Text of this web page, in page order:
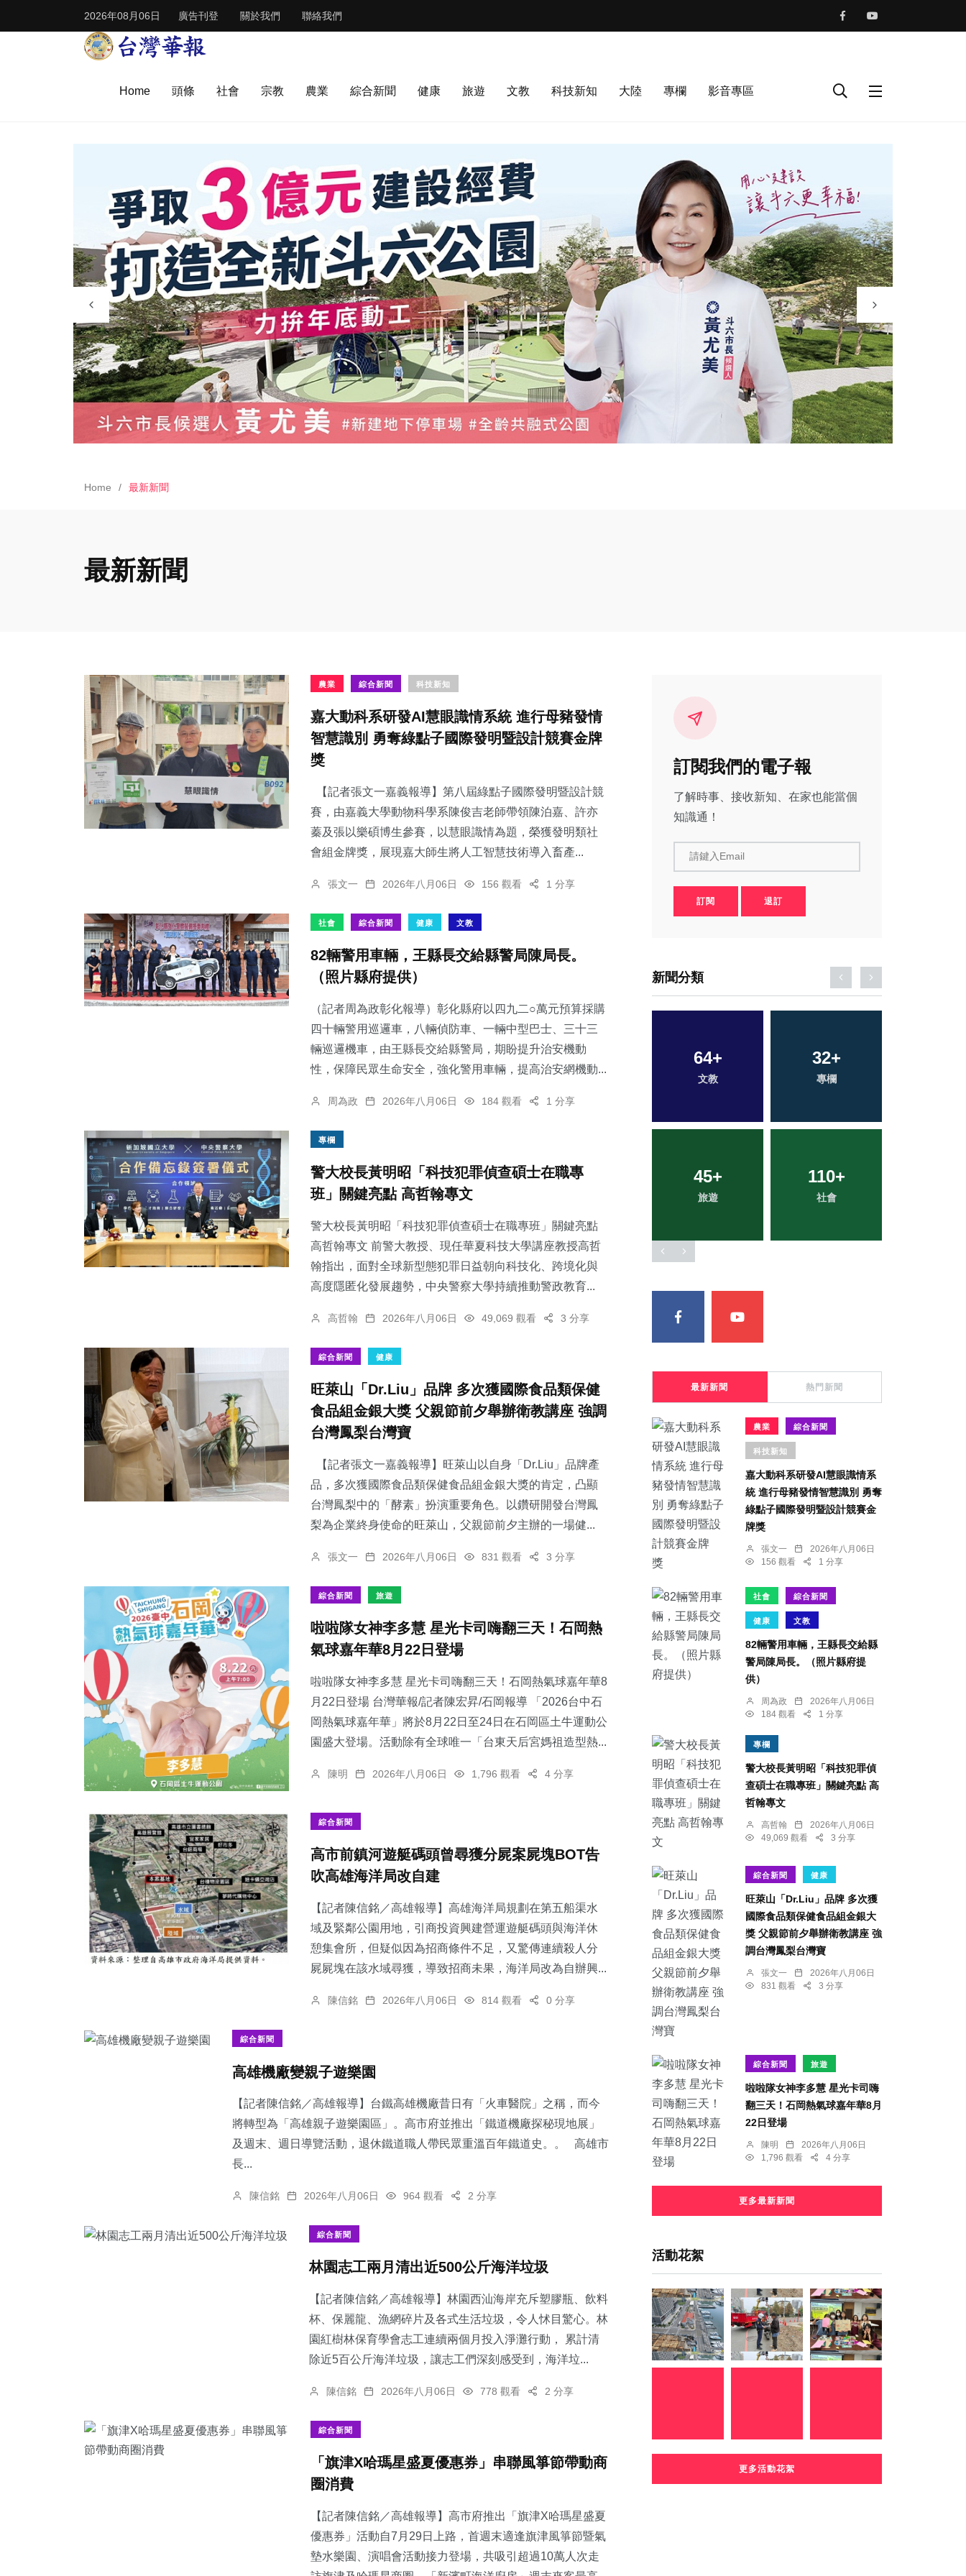
2026年08月06日 廣告刊登 關於我們 聯絡我們
Home 頭條 社會 宗教 農業 綜合新聞 健康 旅遊 文教 科技新知 大陸 專欄 影音專區
Home 最新新聞
最新新聞
農業 綜合新聞 科技新知
嘉大動科系研發AI慧眼識情系統 進行母豬發情
智慧識別 勇奪綠點子國際發明暨設計競賽金牌
獎
【記者張文一嘉義報導】第八屆綠點子國際發明暨設計競
賽，由嘉義大學動物科學系陳俊吉老師帶領陳泊嘉、許亦
蓁及張以樂碩博生參賽，以慧眼識情為題，榮獲發明類社
會組金牌獎，展現嘉大師生將人工智慧技術導入畜產...
張文一 2026年八月06日 156 觀看 1 分享
社會 綜合新聞 健康 文教
82輛警用車輛，王縣長交給縣警局陳局長。
（照片縣府提供）
（記者周為政彰化報導）彰化縣府以四九二○萬元預算採購
四十輛警用巡邏車，八輛偵防車、一輛中型巴士、三十三
輛巡邏機車，由王縣長交給縣警局，期盼提升治安機動
性，保障民眾生命安全，強化警用車輛，提高治安網機動...
周為政 2026年八月06日 184 觀看 1 分享
專欄
警大校長黃明昭「科技犯罪偵查碩士在職專
班」關鍵亮點 高哲翰專文
警大校長黃明昭「科技犯罪偵查碩士在職專班」關鍵亮點
高哲翰專文 前警大教授、現任華夏科技大學講座教授高哲
翰指出，面對全球新型態犯罪日益朝向科技化、跨境化與
高度隱匿化發展趨勢，中央警察大學持續推動警政教育...
高哲翰 2026年八月06日 49,069 觀看 3 分享
綜合新聞 健康
旺萊山「Dr.Liu」品牌 多次獲國際食品類保健
食品組金銀大獎 父親節前夕舉辦衛教講座 強調
台灣鳳梨台灣寶
【記者張文一嘉義報導】旺萊山以自身「Dr.Liu」品牌產
品，多次獲國際食品類保健食品組金銀大獎的肯定，凸顯
台灣鳳梨中的「酵素」扮演重要角色。以鑽研開發台灣鳳
梨為企業終身使命的旺萊山，父親節前夕主辦的一場健...
張文一 2026年八月06日 831 觀看 3 分享
綜合新聞 旅遊
啦啦隊女神李多慧 星光卡司嗨翻三天！石岡熱
氣球嘉年華8月22日登場
啦啦隊女神李多慧 星光卡司嗨翻三天！石岡熱氣球嘉年華8
月22日登場 台灣華報/記者陳宏昇/石岡報導 「2026台中石
岡熱氣球嘉年華」將於8月22日至24日在石岡區土牛運動公
園盛大登場。活動除有全球唯一「台東天后宮媽祖造型熱...
陳明 2026年八月06日 1,796 觀看 4 分享
綜合新聞
高市前鎮河遊艇碼頭曾尋獲分屍案屍塊BOT告
吹高雄海洋局改自建
【記者陳信銘／高雄報導】高雄海洋局規劃在第五船渠水
域及緊鄰公園用地，引商投資興建營運遊艇碼頭與海洋休
憩集會所，但疑似因為招商條件不足，又驚傳連續殺人分
屍屍塊在該水域尋獲，導致招商未果，海洋局改為自辦興...
陳信銘 2026年八月06日 814 觀看 0 分享
綜合新聞
高雄機廠變親子遊樂園
【記者陳信銘／高雄報導】台鐵高雄機廠昔日有「火車醫院」之稱，而今
將轉型為「高雄親子遊樂園區」。高市府並推出「鐵道機廠探秘現地展」
及週末、週日導覽活動，退休鐵道職人帶民眾重溫百年鐵道史。。 高雄市
長...
陳信銘 2026年八月06日 964 觀看 2 分享
綜合新聞
林園志工兩月清出近500公斤海洋垃圾
【記者陳信銘／高雄報導】林園西汕海岸充斥塑膠瓶、飲料
杯、保麗龍、漁網碎片及各式生活垃圾，令人怵目驚心。林
園紅樹林保育學會志工連續兩個月投入淨灘行動， 累計清
除近5百公斤海洋垃圾，讓志工們深刻感受到，海洋垃...
陳信銘 2026年八月06日 778 觀看 2 分享
綜合新聞
「旗津X哈瑪星盛夏優惠券」串聯風箏節帶動商
圈消費
【記者陳信銘／高雄報導】高市府推出「旗津X哈瑪星盛夏
優惠券」活動自7月29日上路，首週末適逢旗津風箏節暨氣
墊水樂園、演唱會活動接力登場，共吸引超過10萬人次走
訂閱我們的電子報
了解時事、接收新知、在家也能當個
知識通！
請鍵入Email
訂閱 退訂
新聞分類
18+
宗教
0+
14+
頭條
64+ 32
45+
旅遊
110
197+
綜合新聞
20+
農業
9+
科技新知
18+
宗教
最新新聞 熱門新聞
農業 綜合新聞
科技新知
嘉大動科系研發AI慧眼識情系
統 進行母豬發情智慧識別 勇奪
綠點子國際發明暨設計競賽金
牌獎
張文一
2026年八月06日
156 觀看
1 分享
社會 綜合新聞
健康 文教
82輛警用車輛，王縣長交給縣
警局陳局長。（照片縣府提
供）
周為政
2026年八月06日
184 觀看
1 分享
專欄
警大校長黃明昭「科技犯罪偵
查碩士在職專班」關鍵亮點 高
哲翰專文
高哲翰
2026年八月06日
49,069 觀看
3 分享
綜合新聞 健康
旺萊山「Dr.Liu」品牌 多次獲
國際食品類保健食品組金銀大
獎 父親節前夕舉辦衛教講座 強
調台灣鳳梨台灣寶
張文一
2026年八月06日
831 觀看
3 分享
綜合新聞 旅遊
啦啦隊女神李多慧 星光卡司嗨
翻三天！石岡熱氣球嘉年華8月
22日登場
陳明
2026年八月06日
1,796 觀看
4 分享
更多最新新聞
活動花絮
更多活動花絮